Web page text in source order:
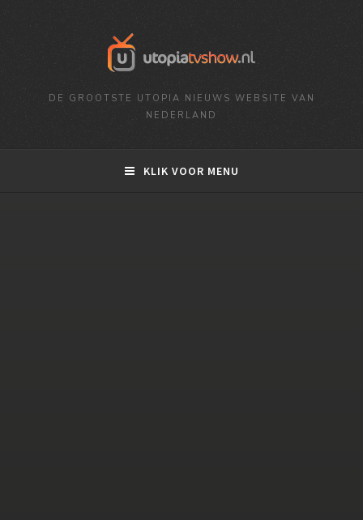
DE GROOTSTE UTOPIA NIEUWS WEBSITE VAN
NEDERLAND
KLIK VOOR MENU